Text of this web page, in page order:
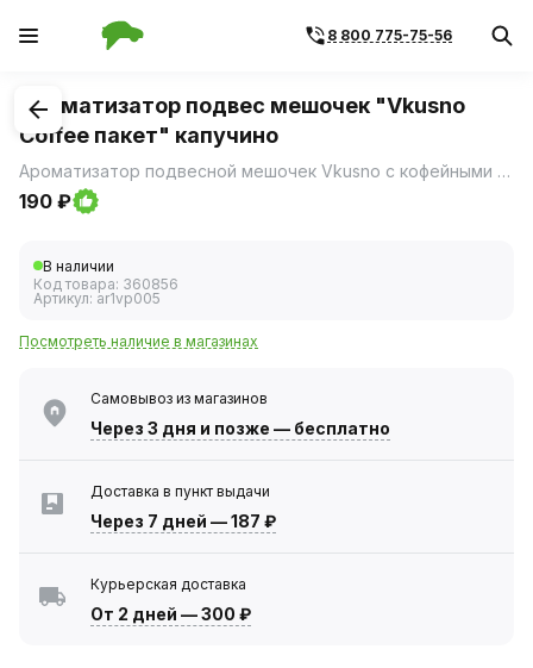
8 800 775-75-56
1/2
Ароматизатор подвес мешочек "Vkusno
Coffee пакет" капучино
Ароматизатор подвесной мешочек Vkusno с кофейными зернами, пропитанными ароматической смесью Применение: Вскройте упаковку и извлеките ароматизатор Подвесьте ароматизатор за шнурок в удобном месте (дефлектор, зеркало заднего вида) При снижении интенсивности аромата, разместите мешочек в месте активного проветривания для продления службы ароматизатора.
190 ₽
В наличии
Код товара: 360856
Артикул: ar1vр005
Посмотреть наличие в магазинах
Самовывоз из магазинов
Через 3 дня и позже — бесплатно
Доставка в пункт выдачи
Через 7 дней —187 ₽
Курьерская доставка
От 2 дней —300 ₽